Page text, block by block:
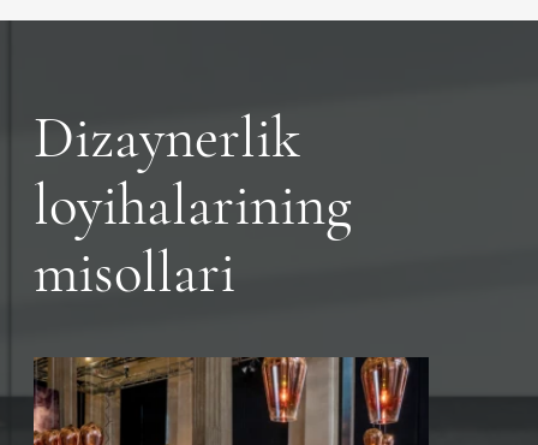
Dizaynerlik
loyihalarining
misollari